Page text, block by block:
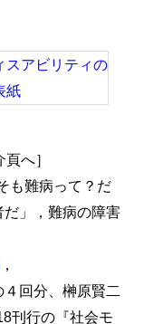
へ］
も難病って？だ
」，難病の障害
，
回分、榊原賢二
刊行の『社会モ